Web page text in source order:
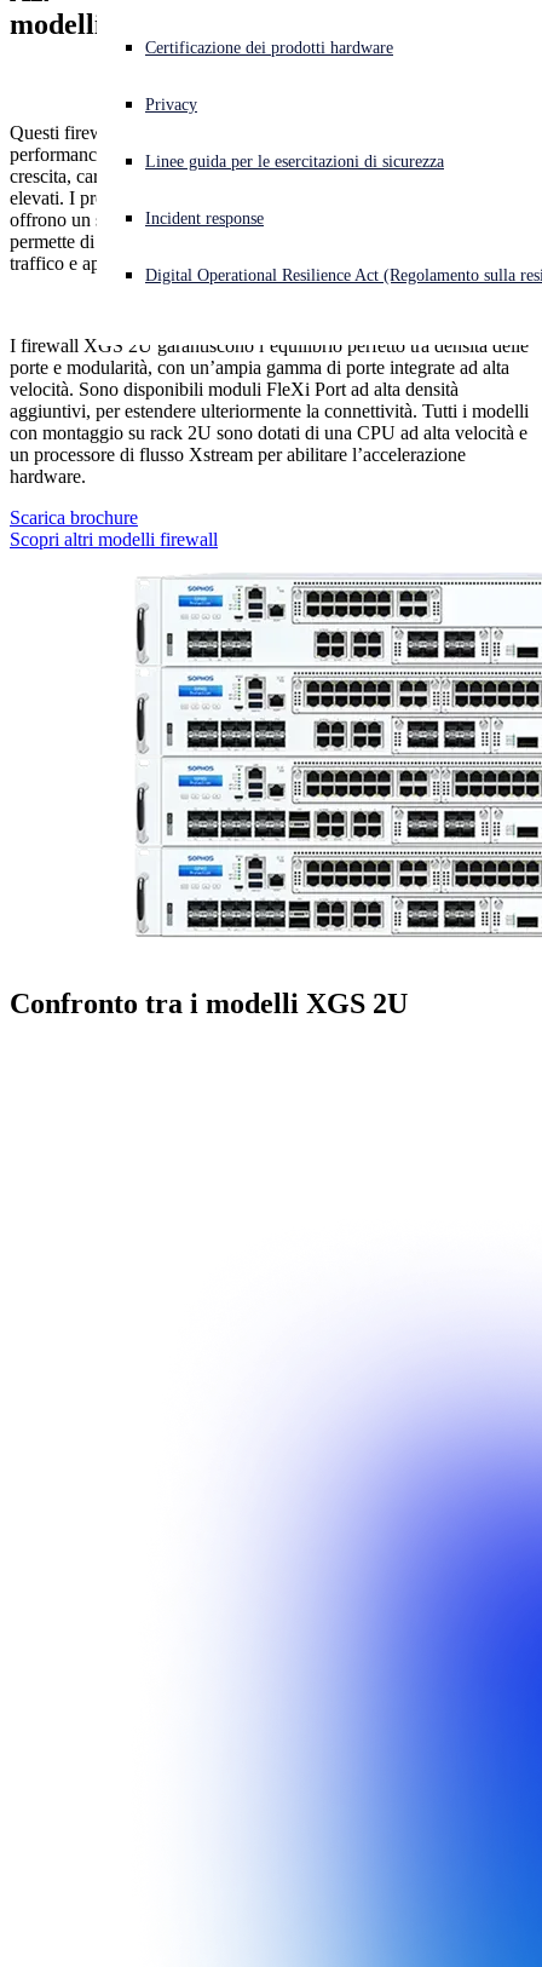
Cyberattacco in corso? Ottieni assistenza immediata
Open search
Italiano Open language switcher
Certificazione dei prodotti hardware
Privacy
Linee guida per le esercitazioni di sicurezza
Incident response
Digital Operational Resilience Act (Regolamento sulla
Modelli a confronto
Ecosistema
Central
Prova gratuita
modelli 2U
Questi firewall next-gen garantiscono massimi livelli di protezione,
performance e continuità del business alle imprese distribuite e in
crescita, caratterizzate da reti complesse che richiedono throughput
elevati. I processori Sophos Xstream nelle appliance XGS 2U
offrono un sistema dedicato per l’accelerazione hardware, che
permette di gestire facilmente anche la protezione intensiva di
traffico e applicazioni crittografati e ospitati nel cloud.
I firewall XGS 2U garantiscono l’equilibrio perfetto tra densità delle
porte e modularità, con un’ampia gamma di porte integrate ad alta
velocità. Sono disponibili moduli FleXi Port ad alta densità
aggiuntivi, per estendere ulteriormente la connettività. Tutti i modelli
con montaggio su rack 2U sono dotati di una CPU ad alta velocità e
un processore di flusso Xstream per abilitare l’accelerazione
hardware.
Scarica brochure
Scopri altri modelli firewall
Confronto tra i modelli XGS 2U